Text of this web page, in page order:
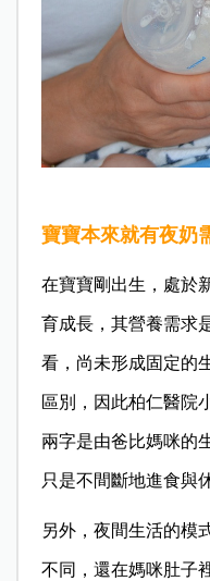
寶寶本來就有夜奶
在寶寶剛出生，處於
育成長，其營養需求
看，尚未形成固定的
區別，因此柏仁醫院
兩字是由爸比媽咪的
只是不間斷地進食與
另外，夜間生活的模
不同，還在媽咪肚子